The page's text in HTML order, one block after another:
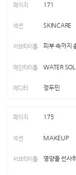
171
SKINCARE
피부 속까지
WATER
정두민
175
MAKEUP
영양을 선사